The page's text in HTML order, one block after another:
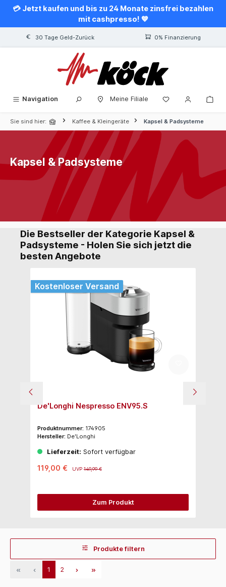
springen
💳 Jetzt kaufen und bis zu 24 Monate zinsfrei bezahlen
mit cashpresso! 💙
30 Tage Geld-Zurück 0% Finanzierung
Navigation Meine Filiale
Sie sind hier: Kaffee & Kleingeräte Kapsel & Padsysteme
Kapsel & Padsysteme
Die Bestseller der Kategorie Kapsel &
Padsysteme - Holen Sie sich jetzt die
besten Angebote
Kostenloser Versand
De'Longhi Nespresso ENV95.S
Produktnummer: 174905
Hersteller: De'Longhi
Lieferzeit: Sofort verfügbar
119,00 € UVP149,99 €
Zum Produkt
Produkte filtern
1 2